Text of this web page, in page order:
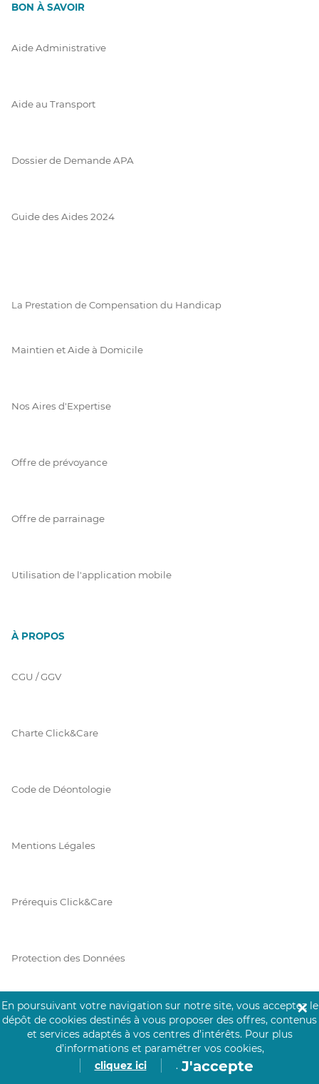
BON À SAVOIR
Aide Administrative
Aide au Transport
Dossier de Demande APA
Guide des Aides 2024
La Prestation de Compensation du Handicap
Maintien et Aide à Domicile
Nos Aires d'Expertise
Offre de prévoyance
Offre de parrainage
Utilisation de l'application mobile
À PROPOS
CGU / GGV
Charte Click&Care
Code de Déontologie
Mentions Légales
Prérequis Click&Care
Protection des Données
Vie Privée
En poursuivant votre navigation sur notre site, vous acceptez le
dépôt de cookies destinés à vous proposer des offres, contenus
et services adaptés à vos centres d’intérêts. Pour plus
d’informations et paramétrer vos cookies,
cliquez ici
. J'accepte
✕